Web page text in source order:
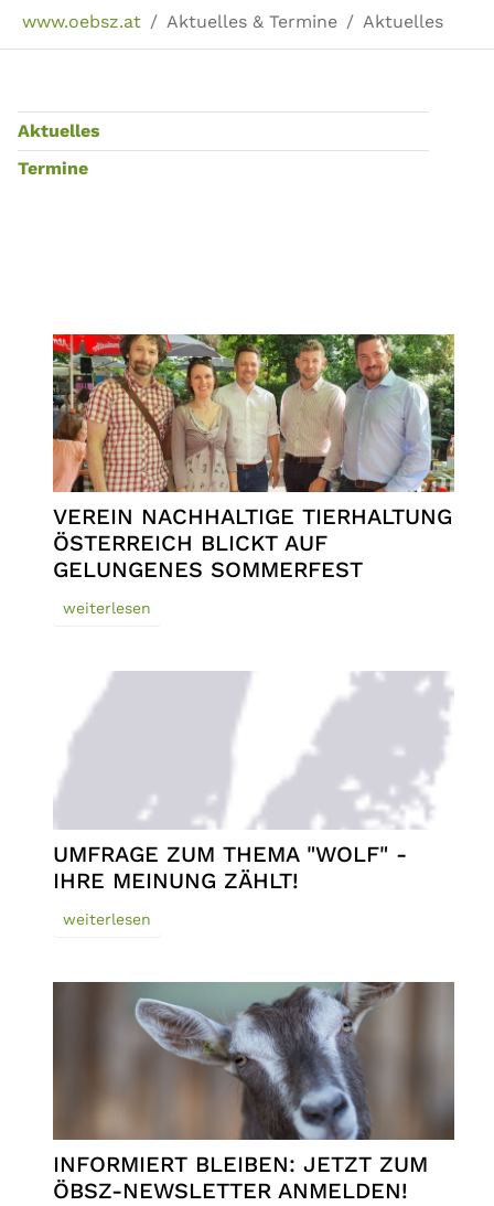
www.oebsz.at Aktuelles & Termine Aktuelles
Aktuelles
Termine
VEREIN NACHHALTIGE TIERHALTUNG
ÖSTERREICH BLICKT AUF
GELUNGENES SOMMERFEST
weiterlesen
UMFRAGE ZUM THEMA "WOLF" -
IHRE MEINUNG ZÄHLT!
weiterlesen
INFORMIERT BLEIBEN: JETZT ZUM
ÖBSZ-NEWSLETTER ANMELDEN!